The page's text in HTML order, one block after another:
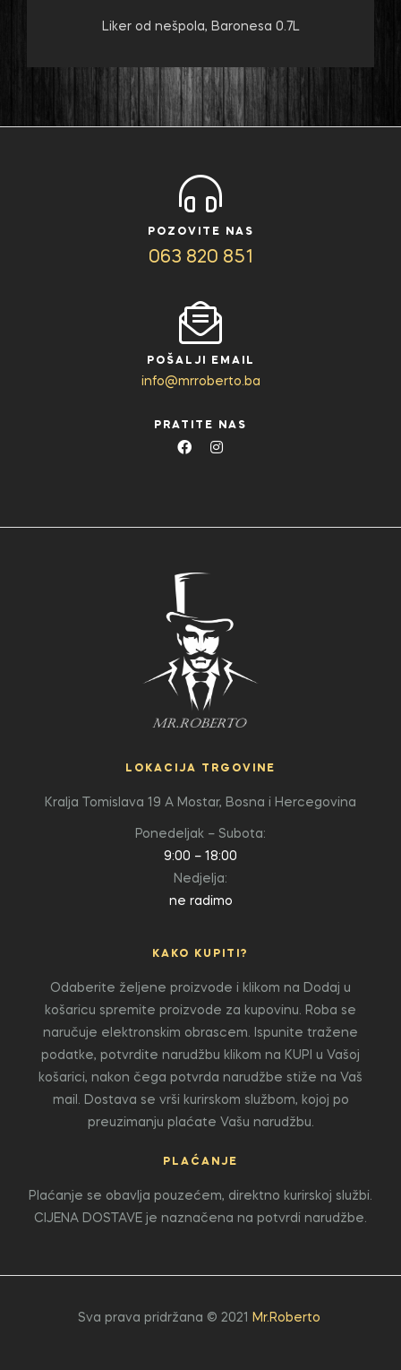
Liker od nešpola, Baronesa 0.7L
POZOVITE NAS
063 820 851
POŠALJI EMAIL
info@mrroberto.ba
PRATITE NAS
LOKACIJA TRGOVINE
Kralja Tomislava 19 A Mostar, Bosna i Hercegovina
Ponedeljak – Subota:
9:00 – 18:00
Nedjelja:
ne radimo
KAKO KUPITI?
Odaberite željene proizvode i klikom na Dodaj u
košaricu spremite proizvode za kupovinu. Roba se
naručuje elektronskim obrascem. Ispunite tražene
podatke, potvrdite narudžbu klikom na KUPI u Vašoj
košarici, nakon čega potvrda narudžbe stiže na Vaš
mail. Dostava se vrši kurirskom službom, kojoj po
preuzimanju plaćate Vašu narudžbu.
PLAĆANJE
Plaćanje se obavlja pouzećem, direktno kurirskoj službi.
CIJENA DOSTAVE je naznačena na potvrdi narudžbe.
Sva prava pridržana © 2021 Mr.Roberto